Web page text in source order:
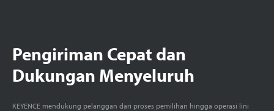
Pengiriman Cepat dan
Dukungan Menyeluruh
KEYENCE mendukung pelanggan dari proses pemilihan hingga operasi lini